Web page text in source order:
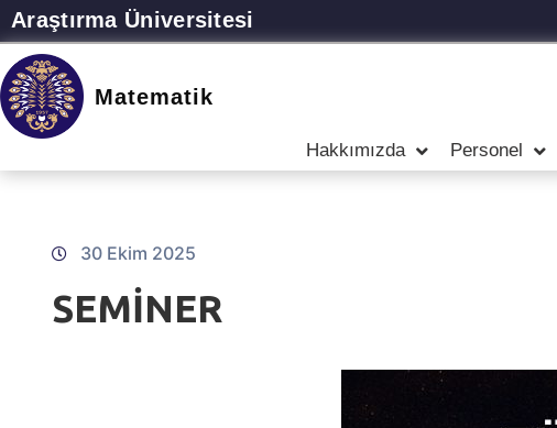
Araştırma Üniversitesi
Matematik
Hakkımızda Personel
30 Ekim 2025
SEMİNER